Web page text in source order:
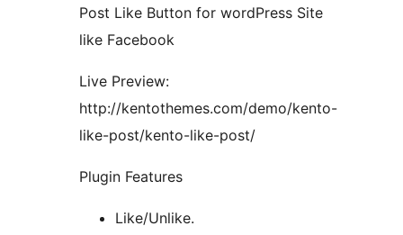
Post Like Button for wordPress Site
like Facebook
Live Preview:
http://kentothemes.com/demo/kento-
like-post/kento-like-post/
Plugin Features
Like/Unlike.